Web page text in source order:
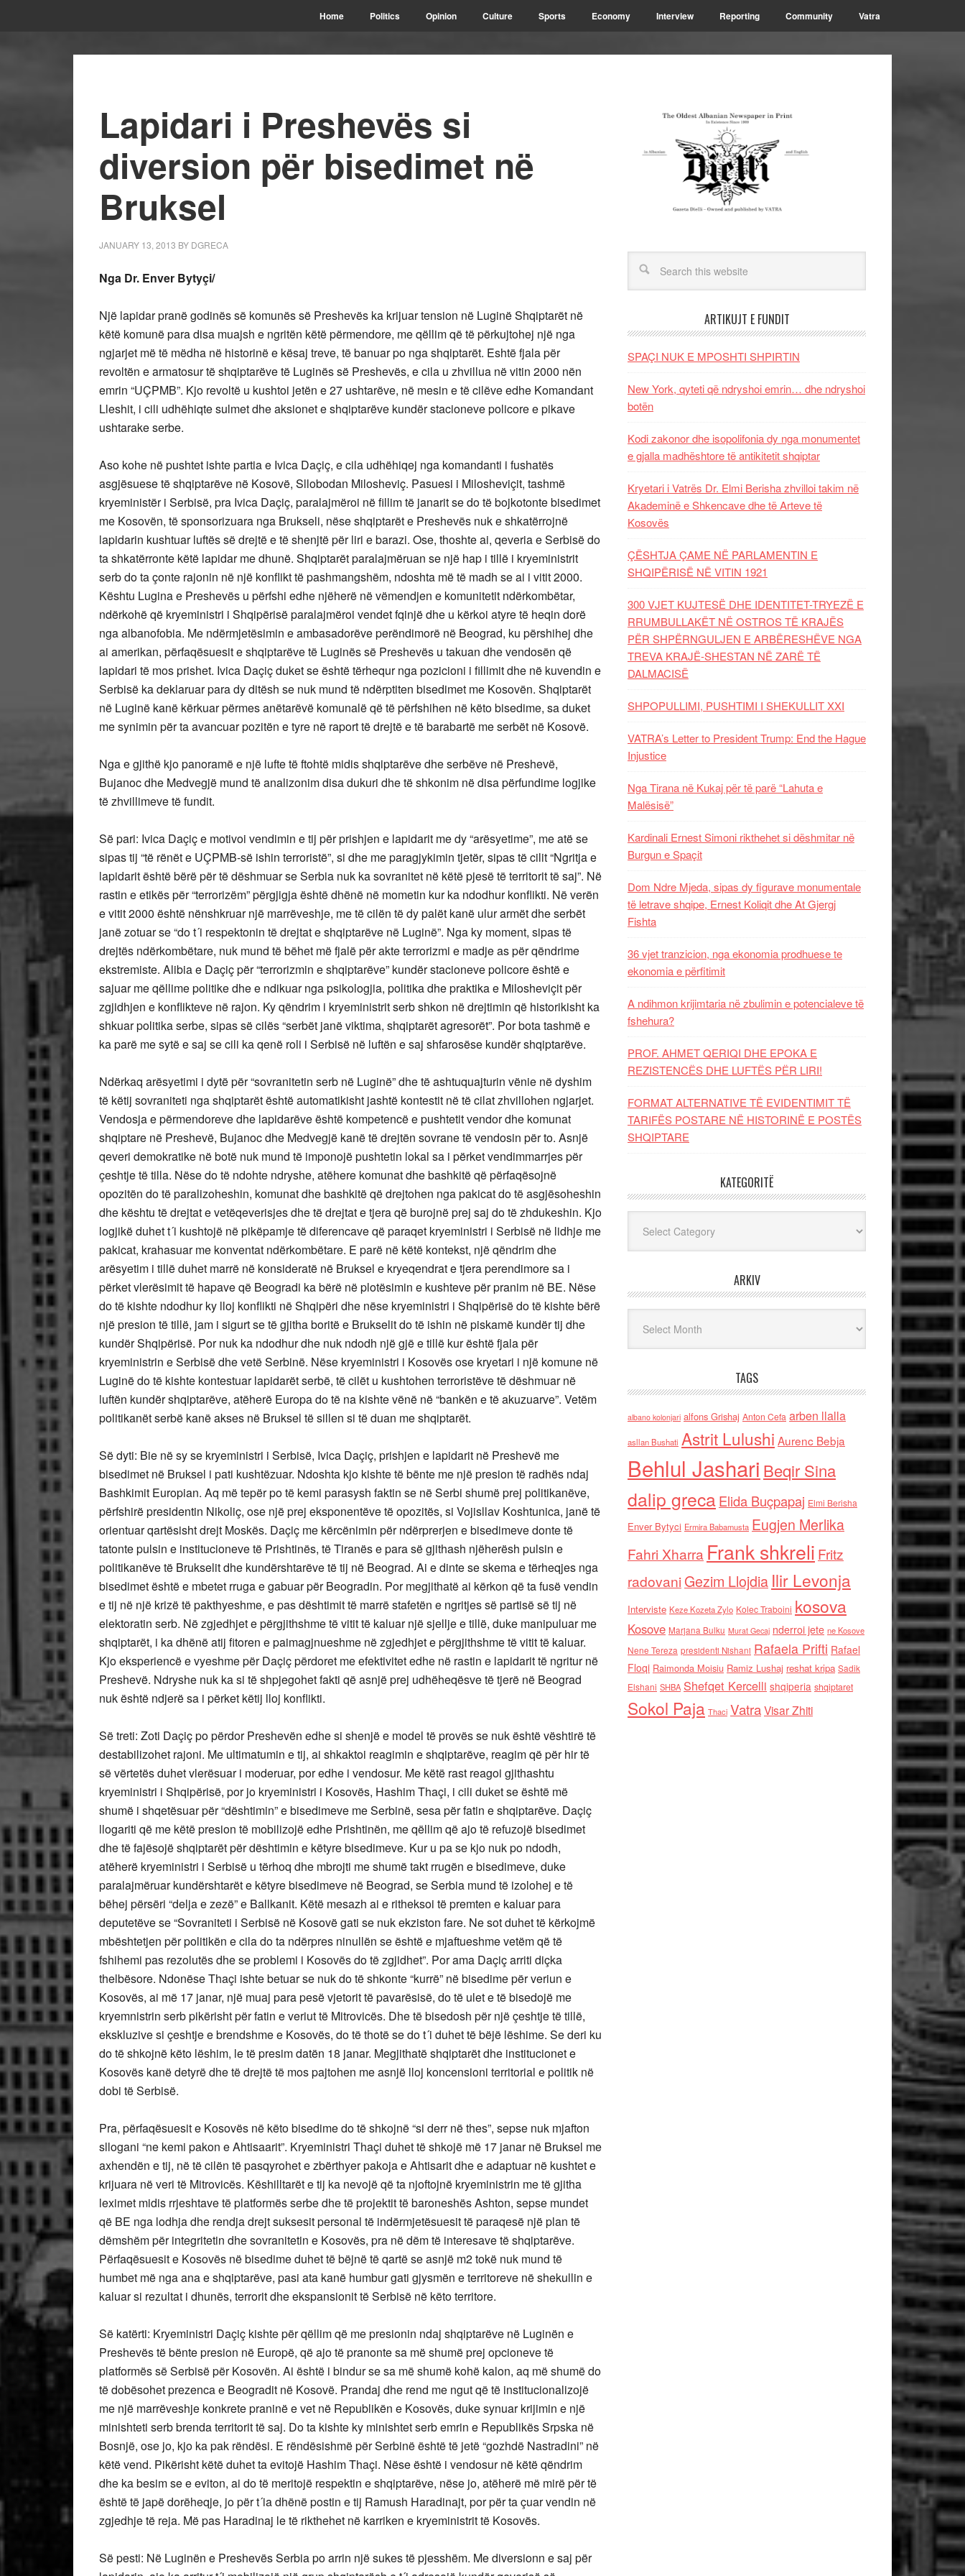
Home Politics Opinion Culture Sports Economy Interview Reporting Community Vatra
Lapidari i Preshevës si
diversion për bisedimet në
Bruksel
JANUARY 13, 2013 BY DGRECA
Nga Dr. Enver Bytyçi/
Një lapidar pranë godinës së komunës së Preshevës ka krijuar tension në Luginë Shqiptarët në
këtë komunë para disa muajsh e ngritën këtë përmendore, me qëllim që të përkujtohej një nga
ngjarjet më të mëdha në historinë e kësaj treve, të banuar po nga shqiptarët. Eshtë fjala për
revoltën e armatosur të shqiptarëve të Luginës së Preshevës, e cila u zhvillua në vitin 2000 nën
emrin “UÇPMB”. Kjo revoltë u kushtoi jetën e 27 ushtarëve, në mesin e të cilëve edhe Komandant
Lleshit, i cili udhëhiqte sulmet dhe aksionet e shqiptarëve kundër stacioneve policore e pikave
ushtarake serbe.
Aso kohe në pushtet ishte partia e Ivica Daçiç, e cila udhëhiqej nga komandanti i fushatës
asgjësuese të shqiptarëve në Kosovë, Sllobodan Milosheviç. Pasuesi i Milosheviçit, tashmë
kryeministër i Serbisë, pra Ivica Daçiç, paralajmëroi në fillim të janarit se do të bojkotonte bisedimet
me Kosovën, të sponsorizuara nga Brukseli, nëse shqiptarët e Preshevës nuk e shkatërrojnë
lapidarin kushtuar luftës së drejtë e të shenjtë për liri e barazi. Ose, thoshte ai, qeveria e Serbisë do
ta shkatërronte këtë lapidar me dhunë. Shqiptarët paralajmëruan se një hap i tillë i kryeministrit
serb do ta çonte rajonin në një konflikt të pashmangshëm, ndoshta më të madh se ai i vitit 2000.
Kështu Lugina e Preshevës u përfshi edhe njëherë në vëmendjen e komunitetit ndërkombëtar,
ndërkohë që kryeministri i Shqipërisë paralajmëroi vendet fqinjë dhe u kërkoi atyre të heqin dorë
nga albanofobia. Me ndërmjetësimin e ambasadorëve perëndimorë në Beograd, ku përshihej dhe
ai amerikan, përfaqësuesit e shqiptarëve të Luginës së Preshevës u takuan dhe vendosën që
lapidari të mos prishet. Ivica Daçiç duket se është tërhequr nga pozicioni i fillimit dhe në kuvendin e
Serbisë ka deklaruar para dy ditësh se nuk mund të ndërptiten bisedimet me Kosovën. Shqiptarët
në Luginë kanë kërkuar përmes anëtarëvë komunalë që të përfshihen në këto bisedime, sa duket
me synimin për ta avancuar pozitën e tyre në raport të drejtë e të barabartë me serbët në Kosovë.
Nga e gjithë kjo panoramë e një lufte të ftohtë midis shqiptarëve dhe serbëve në Preshevë,
Bujanoc dhe Medvegjë mund të analizonim disa dukuri dhe të shkonim në disa përfundime logjike
të zhvillimeve të fundit.
Së pari: Ivica Daçiç e motivoi vendimin e tij për prishjen e lapidarit me dy “arësyetime”, me atë se
sipas tij “të rënët e UÇPMB-së ishin terroristë”, si dhe me paragjykimin tjetër, sipas të cilit “Ngritja e
lapidarit është bërë për të dëshmuar se Serbia nuk ka sovranitet në këtë pjesë të territorit të saj”. Në
rastin e etikës për “terrorizëm” përgjigja është dhënë në mometin kur ka ndodhur konflikti. Në verën
e vitit 2000 është nënshkruar një marrëveshje, me të cilën të dy palët kanë ulur armët dhe serbët
janë zotuar se “do t´i respektonin të drejtat e shqiptarëve në Luginë”. Nga ky moment, sipas të
drejtës ndërkombëtare, nuk mund të bëhet më fjalë për akte terrorizmi e madje as për qëndrime
ekstremiste. Alibia e Daçiç për “terrorizmin e shqiptarëve” kundër stacioneve policore është e
sajuar me qëllime politike dhe e ndikuar nga psikologjia, politika dhe praktika e Milosheviçit për
zgjidhjen e konflikteve në rajon. Ky qëndrim i kryeministrit serb shkon në drejtimin që historikisht ka
shkuar politika serbe, sipas së cilës “serbët janë viktima, shqiptarët agresorët”. Por bota tashmë e
ka parë me sytë e saj se cili ka qenë roli i Serbisë në luftën e saj shfarosëse kundër shqiptarëve.
Ndërkaq arësyetimi i dytë për “sovranitetin serb në Luginë” dhe të ashtuquajturin vënie në dyshim
të këtij sovraniteti nga shqiptarët është automatikisht jashtë kontestit në të cilat zhvillohen ngjarjet.
Vendosja e përmendoreve dhe lapidarëve është kompetencë e pushtetit vendor dhe komunat
shqiptare në Preshevë, Bujanoc dhe Medvegjë kanë të drejtën sovrane të vendosin për to. Asnjë
qeveri demokratike në botë nuk mund të imponojë pushtetin lokal sa i përket vendimmarrjes për
çeshtje të tilla. Nëse do të ndohte ndryshe, atëhere komunat dhe bashkitë që përfaqësojnë
opozitën do të paralizoheshin, komunat dhe bashkitë që drejtohen nga pakicat do të asgjësoheshin
dhe kështu të drejtat e vetëqeverisjes dhe të drejtat e tjera që burojnë prej saj do të zhdukeshin. Kjo
logjikë duhet t´i kushtojë në pikëpamje të diferencave që paraqet kryeministri i Serbisë në lidhje me
pakicat, krahasuar me konventat ndërkombëtare. E parë në këtë kontekst, një qëndrim dhe
arësyetim i tillë duhet marrë në konsideratë në Bruksel e kryeqendrat e tjera perendimore sa i
përket vlerësimit të hapave që Beogradi ka bërë në plotësimin e kushteve për pranim në BE. Nëse
do të kishte ndodhur ky lloj konflikti në Shqipëri dhe nëse kryeministri i Shqipërisë do të kishte bërë
një presion të tillë, jam i sigurt se të gjitha boritë e Brukselit do të ishin në piskamë kundër tij dhe
kundër Shqipërisë. Por nuk ka ndodhur dhe nuk ndodh një gjë e tillë kur është fjala për
kryeministrin e Serbisë dhe vetë Serbinë. Nëse kryeministri i Kosovës ose kryetari i një komune në
Luginë do të kishte kontestuar lapidarët serbë, të cilët u kushtohen terroristëve të dëshmuar në
luftën kundër shqiptarëve, atëherë Europa do të na kishte vënë në “bankën e të akuzuarve”. Vetëm
politikanët serbë kanë akses në Bruksel të sillen si të duan me shqiptarët.
Së dyti: Bie në sy se kryeministri i Serbisë, Ivica Daçiç, prishjen e lapidarit në Preshevë me
bisedimet në Bruksel i pati kushtëzuar. Ndoshta kjo kishte të bënte me një presion të radhës ndaj
Bashkimit Europian. Aq më tepër po të kemi parasysh faktin se në Serbi shumë prej politikanëve,
përfshirë presidentin Nikoliç, ose një prej eksponentëve të opozitës, si Vojisllav Koshtunica, janë të
orientuar qartësisht drejt Moskës. Daçiç me kërcënimin për ndërprerjen e bisedimeve donte të
tatonte pulsin e institucioneve të Prishtinës, të Tiranës e para së gjithash njëherësh pulsin e
politikanëve të Brukselit dhe kundërshtarëve të tij në Beograd. Ai e dinte se skema e tërheqjes nga
bisedimet është e mbetet rruga e gabuar për Beogradin. Por megjithatë ai kërkon që ta fusë vendin
e tij në një krizë të pakthyeshme, e pas dështimit të marrë stafetën e ngritjes së partisë së tij në
elektoratin serb. Në zgjedhjet e përgjithshme të vitit të kaluar një sjellje e tillë, duke manipuluar me
shqiptarët, i ka dhënë atij fitoren e paimagjnueshme në zgjedhjet e përgjithshme të vitit të kaluar.
Kjo eksperiencë e vyeshme për Daçiç përdoret me efektivitet edhe në rastin e lapidarit të ngritur në
Preshevë. Ndryshe nuk ka si të shpjegohet fakti që asnjë prej udhëheqësve të tjerë në Beograd
nuk është ndjerë sa i përket këtij lloj konflikti.
Së treti: Zoti Daçiç po përdor Preshevën edhe si shenjë e model të provës se nuk është vështirë të
destabilizohet rajoni. Me ultimatumin e tij, ai shkaktoi reagimin e shqiptarëve, reagim që për hir të
së vërtetës duhet vlerësuar i moderuar, por edhe i vendosur. Me këtë rast reagoi gjithashtu
kryeministri i Shqipërisë, por jo kryeministri i Kosovës, Hashim Thaçi, i cili duket se është më
shumë i shqetësuar për “dështimin” e bisedimeve me Serbinë, sesa për fatin e shqiptarëve. Daçiç
llogariti që me këtë presion të mobilizojë edhe Prishtinën, me qëllim që ajo të refuzojë bisedimet
dhe të fajësojë shqiptarët për dështimin e këtyre bisedimeve. Kur u pa se kjo nuk po ndodh,
atëherë kryeministri i Serbisë u tërhoq dhe mbrojti me shumë takt rrugën e bisedimeve, duke
paralajmëruar kundërshtarët e këtyre bisedimeve në Beograd, se Serbia mund të izolohej e të
bëhej përsëri “delja e zezë” e Ballkanit. Këtë mesazh ai e ritheksoi të premten e kaluar para
deputetëve se “Sovraniteti i Serbisë në Kosovë gati se nuk ekziston fare. Ne sot duhet të kërkojmë
mbështetjen për politikën e cila do ta ndërpres ninullën se është e mjaftueshme vetëm që të
fshihemi pas rezolutës dhe se problemi i Kosovës do të zgjidhet”. Por ama Daçiç arriti diçka
thelbësore. Ndonëse Thaçi ishte betuar se nuk do të shkonte “kurrë” në bisedime për veriun e
Kosovës, ai më 17 janar, një muaj para pesë vjetorit të pavarësisë, do të ulet e të bisedojë me
kryemnistrin serb pikërisht për fatin e veriut të Mitrovicës. Dhe të bisedosh për një çeshtje të tillë,
ekskluzive si çeshtje e brendshme e Kosovës, do të thotë se do t´i duhet të bëjë lëshime. Se deri ku
do të shkojnë këto lëshim, le të presim datën 18 janar. Megjithatë shqiptarët dhe institucionet e
Kosovës kanë detyrë dhe të drejtë të mos pajtohen me asnjë lloj koncensioni territorial e politik në
dobi të Serbisë.
Pra, përfaqësuesit e Kosovës në këto bisedime do të shkojnë “si derr në thes”, sepse nuk mjafton
sllogani “ne kemi pakon e Ahtisaarit”. Kryeministri Thaçi duhet të shkojë më 17 janar në Bruksel me
axhendën e tij, në të cilën të pasqyrohet e zbërthyer pakoja e Ahtisarit dhe e adaptuar në kushtet e
krijuara në veri të Mitrovicës. Këshilltarët e tij ka nevojë që ta njoftojnë kryeministrin me të gjitha
leximet midis rrjeshtave të platformës serbe dhe të projektit të baroneshës Ashton, sepse mundet
që BE nga lodhja dhe rendja drejt suksesit personal të indërmjetësuesit të paraqesë një plan të
dëmshëm për integritetin dhe sovranitetin e Kosovës, pra në dëm të interesave të shqiptarëve.
Përfaqësuesit e Kosovës në bisedime duhet të bëjnë të qartë se asnjë m2 tokë nuk mund të
humbet më nga ana e shqiptarëve, pasi ata kanë humbur gati gjysmën e territoreve në shekullin e
kaluar si rezultat i dhunës, terrorit dhe ekspansionit të Serbisë në këto territore.
Së katërti: Kryeministri Daçiç kishte për qëllim që me presionin ndaj shqiptarëve në Luginën e
Preshevës të bënte presion në Europë, që ajo të pranonte sa më shumë prej opcioneve të
platformës së Serbisë për Kosovën. Ai është i bindur se sa më shumë kohë kalon, aq më shumë do
të dobësohet prezenca e Beogradit në Kosovë. Prandaj dhe rend me ngut që të institucionalizojë
me një marrëveshje konkrete praninë e vet në Republikën e Kosovës, duke synuar krijimin e një
minishteti serb brenda territorit të saj. Do ta kishte ky minishtet serb emrin e Republikës Srpska në
Bosnjë, ose jo, kjo ka pak rëndësi. E rëndësishmë për Serbinë është të jetë “gozhdë Nastradini” në
këtë vend. Pikërisht këtë duhet ta evitojë Hashim Thaçi. Nëse është i vendosur në këtë qëndrim
dhe ka besim se e eviton, ai do të meritojë respektin e shqiptarëve, nëse jo, atëherë më mirë për të
është të japë dorëheqje, jo për t´ia dhënë postin e tij Ramush Haradinajt, por për ta çuar vendin në
zgjedhje të reja. Më pas Haradinaj le të rikthehet në karriken e kryeministrit të Kosovës.
Së pesti: Në Luginën e Preshevës Serbia po arrin një sukes të pjesshëm. Me diversionn e saj për
ARTIKUJT E FUNDIT
SPAÇI NUK E MPOSHTI SHPIRTIN
New York, qyteti që ndryshoi emrin… dhe ndryshoi
botën
Kodi zakonor dhe isopolifonia dy nga monumentet
e gjalla madhështore të antikitetit shqiptar
Kryetari i Vatrës Dr. Elmi Berisha zhvilloi takim në
Akademinë e Shkencave dhe të Arteve të
Kosovës
ÇËSHTJA ÇAME NË PARLAMENTIN E
SHQIPËRISË NË VITIN 1921
300 VJET KUJTESË DHE IDENTITET-TRYEZË E
RRUMBULLAKËT NË OSTROS TË KRAJËS
PËR SHPËRNGULJEN E ARBËRESHËVE NGA
TREVA KRAJË-SHESTAN NË ZARË TË
DALMACISË
SHPOPULLIMI, PUSHTIMI I SHEKULLIT XXI
VATRA’s Letter to President Trump: End the Hague
Injustice
Nga Tirana në Kukaj për të parë “Lahuta e
Malësisë”
Kardinali Ernest Simoni rikthehet si dëshmitar në
Burgun e Spaçit
Dom Ndre Mjeda, sipas dy figurave monumentale
të letrave shqipe, Ernest Koliqit dhe At Gjergj
Fishta
36 vjet tranzicion, nga ekonomia prodhuese te
ekonomia e përfitimit
A ndihmon krijimtaria në zbulimin e potencialeve të
fshehura?
PROF. AHMET QERIQI DHE EPOKA E
REZISTENCЁS DHE LUFTЁS PЁR LIRI!
FORMAT ALTERNATIVE TË EVIDENTIMIT TË
TARIFËS POSTARE NË HISTORINË E POSTËS
SHQIPTARE
KATEGORITË
ARKIV
TAGS
albano kolonjari alfons Grishaj Anton Cefa arben llalla
asllan Bushati Astrit Lulushi Aurenc Bebja
Behlul Jashari Beqir Sina
dalip grecaElida Buçpapaj Elmi Berisha
Enver Bytyci Ermira Babamusta Eugjen Merlika
Fahri Xharra Frank shkreli Fritz
radovaniGezim Llojdia Ilir Levonja
Interviste Keze Kozeta Zylo Kolec Traboini kosova
Kosove Marjana Bulku Murat Gecaj nderroi jete ne Kosove
Nene Tereza presidenti Nishani Rafaela Prifti Rafael
Floqi Raimonda Moisiu Ramiz Lushaj reshat kripa Sadik
Elshani SHBA Shefqet Kercelli shqiperia shqiptaret
Sokol Paja Thaci VatraVisar Zhiti